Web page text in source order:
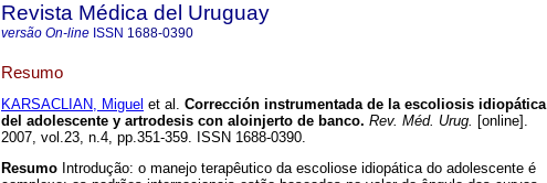
Revista Médica del Uruguay
versão On-line ISSN 1688-0390
Resumo
KARSACLIAN, Miguel et al. Corrección instrumentada de la escoliosis idiopática
del adolescente y artrodesis con aloinjerto de banco. Rev. Méd. Urug. [online].
2007, vol.23, n.4, pp.351-359. ISSN 1688-0390.
Resumo Introdução: o manejo terapêutico da escoliose idiopática do adolescente é